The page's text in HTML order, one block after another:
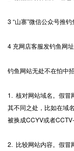
3 “山寨”微信公众号推钓
4 充网店客服发钓鱼网址
钓鱼网站无处不在怕中
1. 核对网站域名。假冒
其不同之处，比如在域
被换成CCYV或者
2. 比较网站内容。假冒